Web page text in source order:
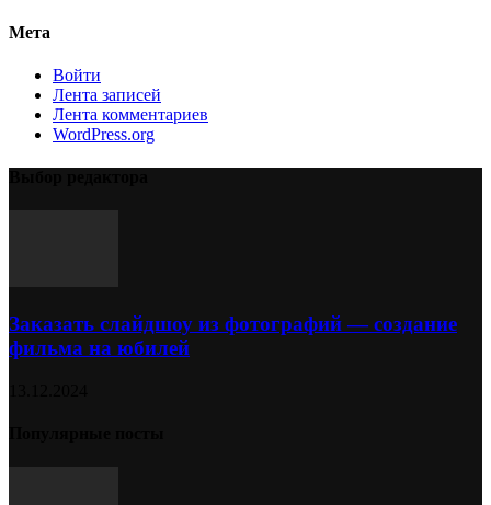
Мета
Войти
Лента записей
Лента комментариев
WordPress.org
Заказать слайдшоу из фотографий — создание
фильма на юбилей